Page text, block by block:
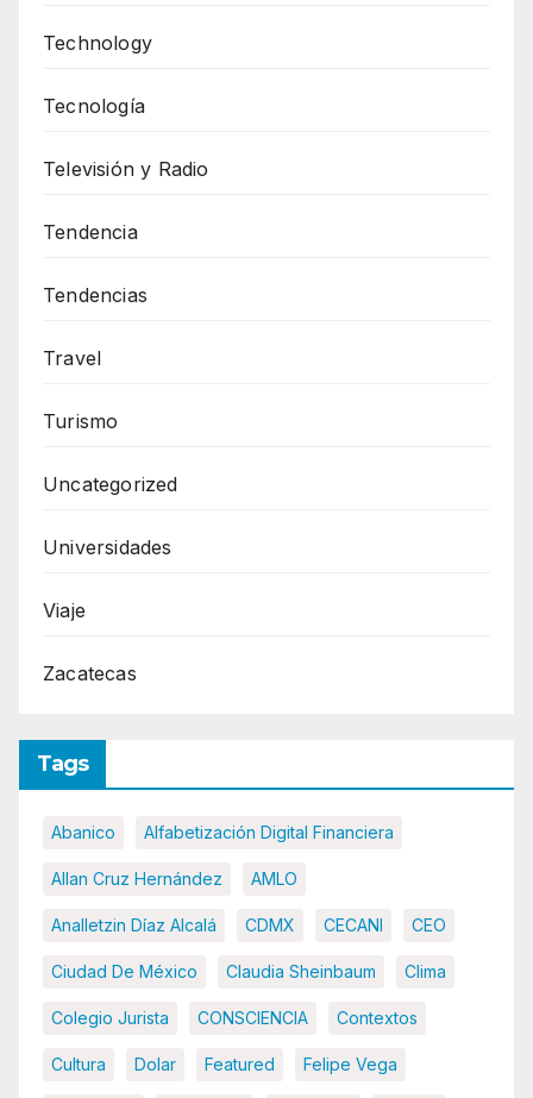
Technology
Tecnología
Televisión y Radio
Tendencia
Tendencias
Travel
Turismo
Uncategorized
Universidades
Viaje
Zacatecas
Tags
Abanico Alfabetización Digital Financiera
Allan Cruz Hernández AMLO
Analletzin Díaz Alcalá CDMX CECANI CEO
Ciudad De México Claudia Sheinbaum Clima
Colegio Jurista CONSCIENCIA Contextos
Cultura Dolar Featured Felipe Vega